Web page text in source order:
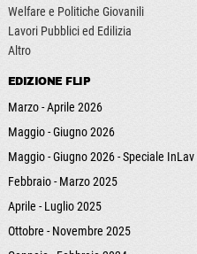
Welfare e Politiche Giovanili
Lavori Pubblici ed Edilizia
Altro
EDIZIONE FLIP
Marzo - Aprile 2026
Maggio - Giugno 2026
Maggio - Giugno 2026 - Speciale InLav
Febbraio - Marzo 2025
Aprile - Luglio 2025
Ottobre - Novembre 2025